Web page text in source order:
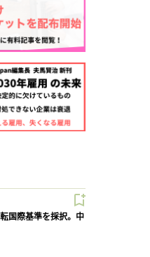
国際基準を採択。中